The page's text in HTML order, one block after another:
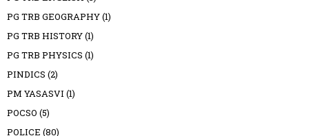
PG TRB GEOGRAPHY(1)
PG TRB HISTORY(1)
PG TRB PHYSICS (1)
PINDICS (2)
PM YASASVI (1)
POCSO (5)
POLICE (80)